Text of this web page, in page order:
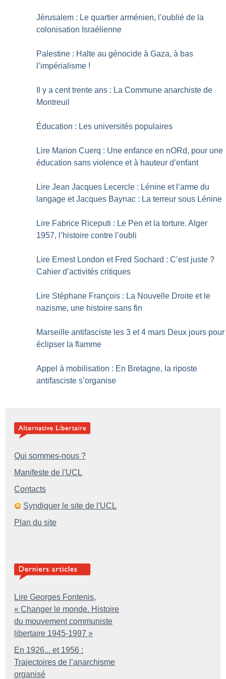
Jérusalem : Le quartier arménien, l’oublié de la
colonisation Israélienne
Palestine : Halte au génocide à Gaza, à bas
l’impérialisme !
Il y a cent trente ans : La Commune anarchiste de
Montreuil
Éducation : Les universités populaires
Lire Marion Cuerq : Une enfance en nORd, pour une
éducation sans violence et à hauteur d’enfant
Lire Jean Jacques Lecercle : Lénine et l’arme du
langage et Jacques Baynac : La terreur sous Lénine
Lire Fabrice Riceputi : Le Pen et la torture. Alger
1957, l’histoire contre l’oubli
Lire Ernest London et Fred Sochard : C’est juste ?
Cahier d’activités critiques
Lire Stéphane François : La Nouvelle Droite et le
nazisme, une histoire sans fin
Marseille antifasciste les 3 et 4 mars Deux jours pour
éclipser la flamme
Appel à mobilisation : En Bretagne, la riposte
antifasciste s’organise
Qui sommes-nous ?
Manifeste de l'UCL
Contacts
Syndiquer le site de l'UCL
Plan du site
Lire Georges Fontenis,
« Changer le monde. Histoire
du mouvement communiste
libertaire 1945-1997 »
En 1926... et 1956 :
Trajectoires de l’anarchisme
organisé